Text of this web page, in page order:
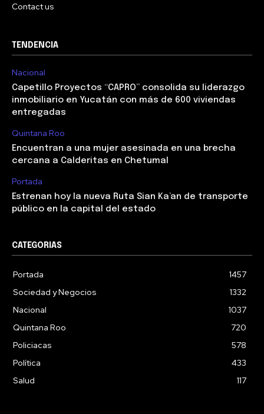
Contact us
TENDENCIA
Nacional
Capetillo Proyectos “CAPRO” consolida su liderazgo
inmobiliario en Yucatán con más de 600 viviendas
entregadas
Quintana Roo
Encuentran a una mujer asesinada en una brecha
cercana a Calderitas en Chetumal
Portada
Estrenan hoy la nueva Ruta Sian Ka’an de transporte
público en la capital del estado
CATEGORIAS
Portada
1457
Sociedad y Negocios
1332
Nacional
1037
Quintana Roo
720
Policiacas
578
Política
433
Salud
117